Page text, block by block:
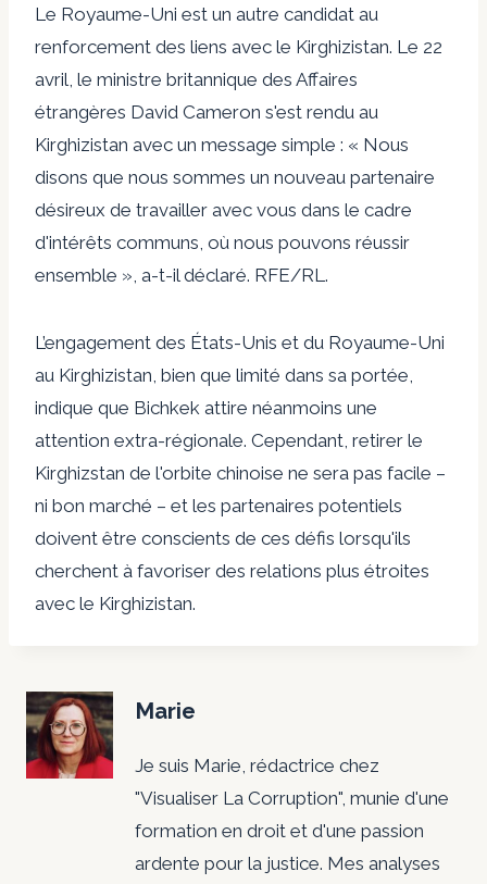
Le Royaume-Uni est un autre candidat au
renforcement des liens avec le Kirghizistan. Le 22
avril, le ministre britannique des Affaires
étrangères David Cameron s'est rendu au
Kirghizistan avec un message simple : « Nous
disons que nous sommes un nouveau partenaire
désireux de travailler avec vous dans le cadre
d'intérêts communs, où nous pouvons réussir
ensemble », a-t-il déclaré. RFE/RL .
L’engagement des États-Unis et du Royaume-Uni
au Kirghizistan, bien que limité dans sa portée,
indique que Bichkek attire néanmoins une
attention extra-régionale. Cependant, retirer le
Kirghizstan de l'orbite chinoise ne sera pas facile –
ni bon marché – et les partenaires potentiels
doivent être conscients de ces défis lorsqu'ils
cherchent à favoriser des relations plus étroites
avec le Kirghizistan.
Marie
Je suis Marie, rédactrice chez
"Visualiser La Corruption", munie d'une
formation en droit et d'une passion
ardente pour la justice. Mes analyses